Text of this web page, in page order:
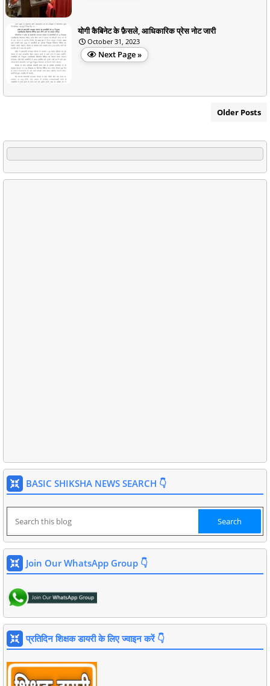
योगी कैबिनेट के फ़ैसले, आधिकारिक प्रेस नोट जारी
October 31, 2023
Next Page »
Older Posts
BASIC SHIKSHA NEWS SEARCH 👇
Join Our WhatsApp Group 👇
प्रतिदिन शिक्षक डायरी के लिए ज्वाइन करें 👇